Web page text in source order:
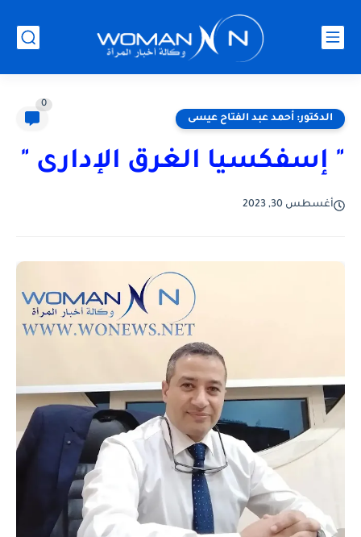
الدكتور: أحمد عبد الفتاح عيسى
0
" إسفكسيا الغرق الإدارى "
أغسطس 30, 2023